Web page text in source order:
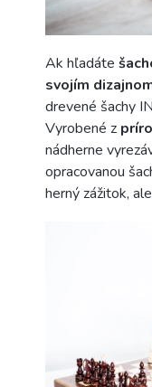
Ak hľadáte
svojím
drevené šachy
Vyrobené z
nádherne
opracovanou
herný zážitok,